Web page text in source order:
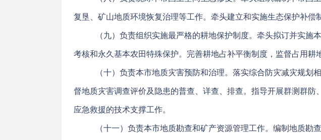
复垦、矿山地质环境恢复治理等工作。牵头建立和实施生态保护补
（九）负责组织实施最严格的耕地保护制度。牵头拟订并实
考核和永久基本农田特殊保护。完善耕地占补平衡制度，监督占用耕
（十）负责本市地质灾害预防和治理。落实综合防灾减灾规
督地质灾害调查评价及隐患的普查、详查、排查。指导开展群测群
应急救援的技术支撑工作。
（十一）负责本市地质勘查和矿产资源管理工作。编制地质